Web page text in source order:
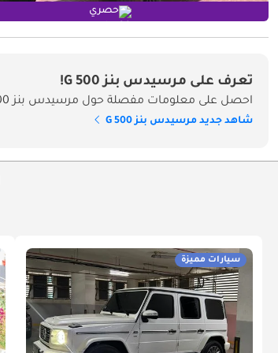
حصري
تعرف على مرسيدس بنز G 500!
احصل على معلومات مفصلة حول مرسيدس بنز G 500 الأسعار والمواصفات والميزات في الإمارات
شاهد جديد مرسيدس بنز G 500
سيارات مميزة